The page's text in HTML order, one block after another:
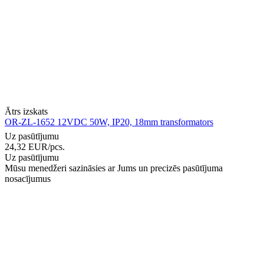
Ātrs izskats
OR-ZL-1652 12VDC 50W, IP20, 18mm transformators
Uz pasūtījumu
24,32 EUR/pcs.
Uz pasūtījumu
Mūsu menedžeri sazināsies ar Jums un precizēs pasūtījuma
nosacījumus